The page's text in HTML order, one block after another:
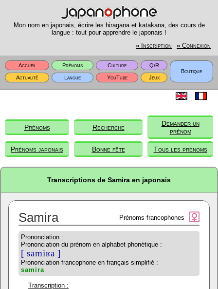
Mon nom en japonais, écrire les hiragana et katakana, des cours de
langue : tout pour apprendre le japonais !
» Inscription » Connexion
Accueil Prénoms Culture
Q/R
Boutique
Actualité
Langue YouTube Jeux
Prénoms Recherche
Demander un
prénom
Prénoms japonais Bonne fête Tous les prénoms
Transcriptions de Samira en japonais
Samira Prénoms francophones
Prononciation :
Prononciation du prénom en alphabet phonétique :
[ samiʁa ]
Prononciation francophone en français simplifié :
samira
Transcription :